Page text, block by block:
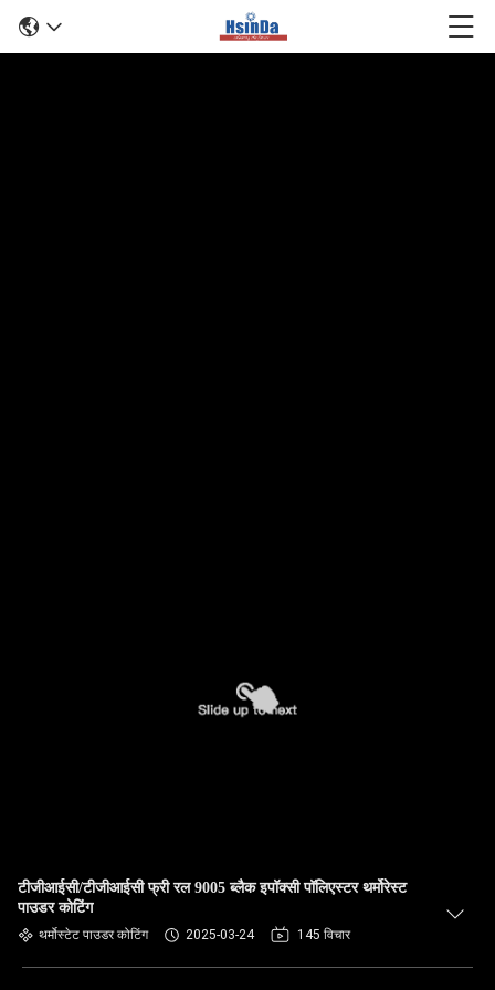
टीजीआईसी/टीजीआईसी फ्री रल 9005 ब्लैक इपॉक्सी पॉलिएस्टर थर्मोरेस्ट
पाउडर कोटिंग
थर्मोस्टेट पाउडर कोटिंग 2025-03-24 145 विचार